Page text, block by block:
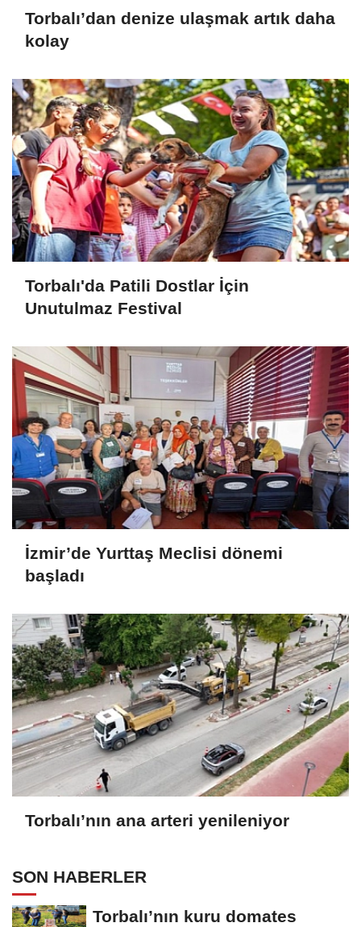
Torbalı’dan denize ulaşmak artık daha
kolay
Torbalı'da Patili Dostlar İçin
Unutulmaz Festival
İzmir’de Yurttaş Meclisi dönemi
başladı
Torbalı’nın ana arteri yenileniyor
SON HABERLER
Torbalı’nın kuru domates